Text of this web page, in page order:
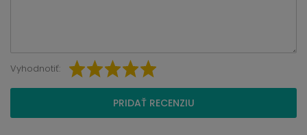
Vyhodnotiť:
PRIDAŤ RECENZIU